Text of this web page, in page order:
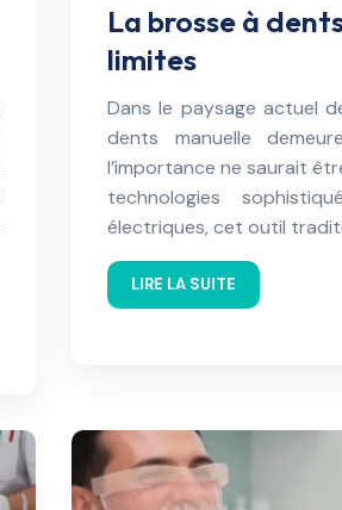
La brosse à
limites
Dans le paysage actuel
dents manuelle
l’importance ne saurait
technologies
électriques, cet outil
LIRE LA SUITE